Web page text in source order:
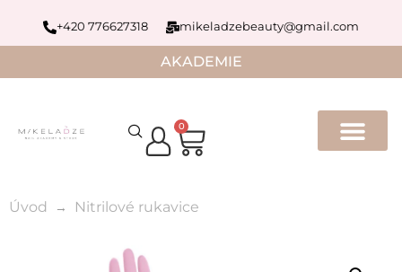
+420 776627318 mikeladzebeauty@gmail.com
AKADEMIE
0
Úvod Nitrilové rukavice